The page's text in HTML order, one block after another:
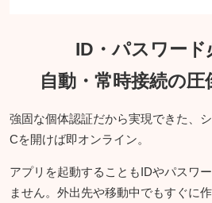
ID・パスワード
自動・常時接続の圧
強固な個体認証だから実現できた、
Cを開けば即オンライン。
アプリを起動することもIDやパスワ
ません。外出先や移動中でもすぐに